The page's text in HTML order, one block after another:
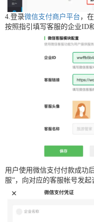
4.登录微信支付商户平台 ，
按照指引填写客服的企业ID
用户使用微信支付付款成功
服”，向对应的客服帐号发起